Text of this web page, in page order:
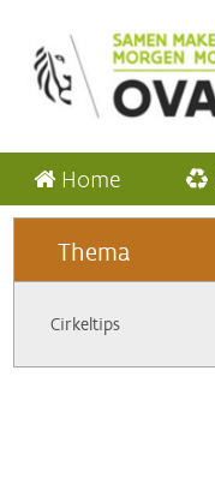
Home
Thema
Cirkeltips